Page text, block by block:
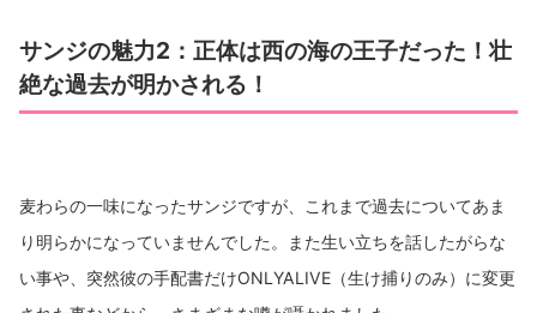
サンジの魅力2：正体は西の海の王子だった！壮
絶な過去が明かされる！
麦わらの一味になったサンジですが、これまで過去についてあま
り明らかになっていませんでした。また生い立ちを話したがらな
い事や、突然彼の手配書だけONLYALIVE（生け捕りのみ）に変更